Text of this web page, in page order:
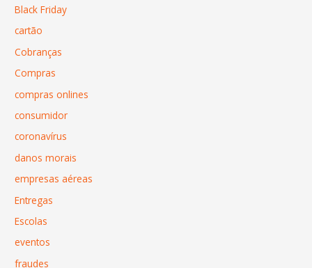
Black Friday
cartão
Cobranças
Compras
compras onlines
consumidor
coronavírus
danos morais
empresas aéreas
Entregas
Escolas
eventos
fraudes